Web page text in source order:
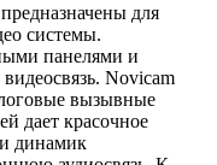
для
системы.
панелями и
Novicam
вызывные
дает красочное
динамик